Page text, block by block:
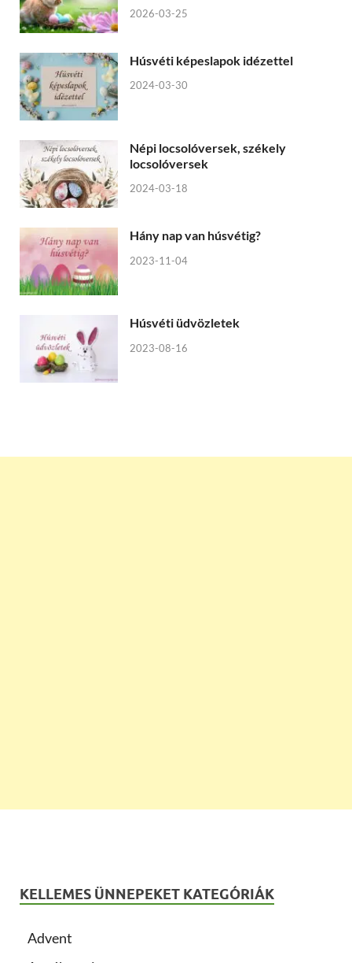
2026-03-25
Húsvéti képeslapok idézettel
2024-03-30
Népi locsolóversek, székely
locsolóversek
2024-03-18
Hány nap van húsvétig?
2023-11-04
Húsvéti üdvözletek
2023-08-16
KELLEMES ÜNNEPEKET KATEGÓRIÁK
Advent